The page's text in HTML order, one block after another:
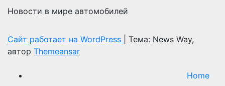
Новости в мире автомобилей
Сайт работает на WordPress
Тема: News Way,
автор Themeansar
Home